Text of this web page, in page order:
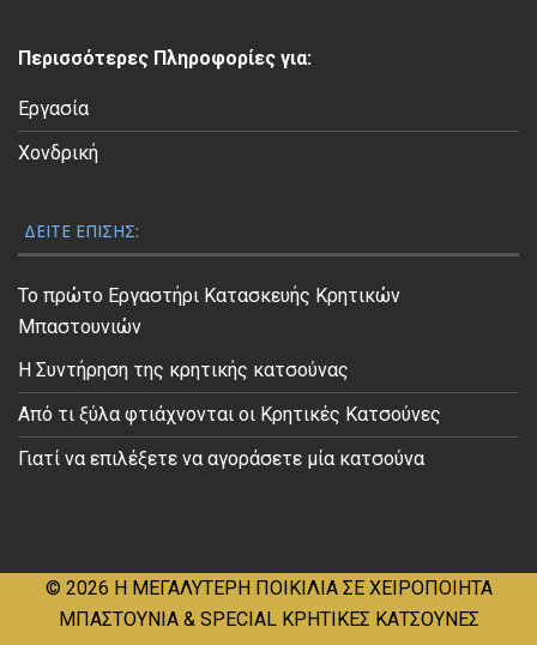
Περισσότερες Πληροφορίες για:
Εργασία
Χονδρική
ΔΕΊΤΕ ΕΠΊΣΗΣ:
Το πρώτο Εργαστήρι Κατασκευής Κρητικών
Μπαστουνιών
Η Συντήρηση της κρητικής κατσούνας
Από τι ξύλα φτιάχνονται οι Κρητικές Κατσούνες
Γιατί να επιλέξετε να αγοράσετε μία κατσούνα
© 2026 Η ΜΕΓΑΛΥΤΕΡΗ ΠΟΙΚΙΛΙΑ ΣΕ ΧΕΙΡΟΠΟΙΗΤΑ
ΜΠΑΣΤΟΥΝΙΑ & SPECIAL ΚΡΗΤΙΚΕΣ ΚΑΤΣΟΥΝΕΣ